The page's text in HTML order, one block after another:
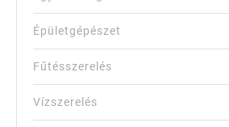
Épületgépészet
Fűtésszerelés
Vízszerelés